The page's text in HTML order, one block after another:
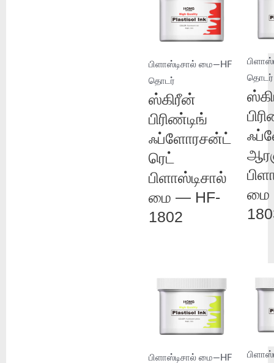
பிளாஸ்டிசால் மை—HF
தொடர்
ஸ்கிரீன்
பிரிண்டிங்
ஃப்ளோரசன்ட்
ரெட்
பிளாஸ்டிசால்
மை — HF-
1802
தொடர்
மை
பிளாஸ்டிசால் மை—HF